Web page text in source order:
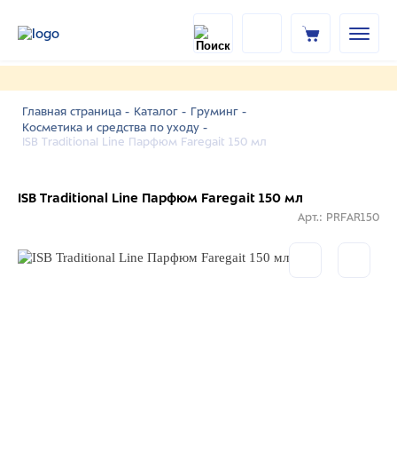
Главная страница - Каталог - Груминг -
Косметика и средства по уходу -
ISB Traditional Line Парфюм Faregait 150 мл
ISB Traditional Line Парфюм Faregait 150 мл
Арт.: PRFAR150